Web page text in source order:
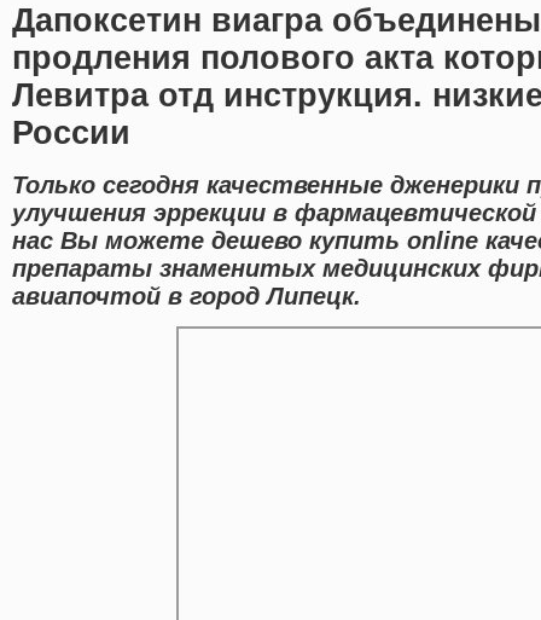
Дапоксетин виагра объединены
продления полового акта
Левитра отд инструкция.
России
Только сегодня качественные дженерики
улучшения эррекции в
нас Вы можете дешево купить online
препараты знаменитых медицинских
авиапочтой в город Липецк.